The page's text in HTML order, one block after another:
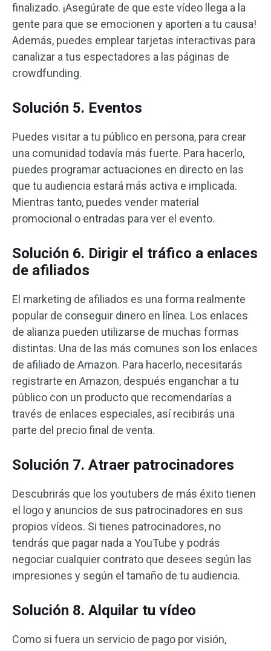
finalizado. ¡Asegúrate de que este vídeo llega a la
gente para que se emocionen y aporten a tu causa!
Además, puedes emplear tarjetas interactivas para
canalizar a tus espectadores a las páginas de
crowdfunding.
Solución 5. Eventos
Puedes visitar a tu público en persona, para crear
una comunidad todavía más fuerte. Para hacerlo,
puedes programar actuaciones en directo en las
que tu audiencia estará más activa e implicada.
Mientras tanto, puedes vender material
promocional o entradas para ver el evento.
Solución 6. Dirigir el tráfico a enlaces
de afiliados
El marketing de afiliados es una forma realmente
popular de conseguir dinero en línea. Los enlaces
de alianza pueden utilizarse de muchas formas
distintas. Una de las más comunes son los enlaces
de afiliado de Amazon. Para hacerlo, necesitarás
registrarte en Amazon, después enganchar a tu
público con un producto que recomendarías a
través de enlaces especiales, así recibirás una
parte del precio final de venta.
Solución 7. Atraer patrocinadores
Descubrirás que los youtubers de más éxito tienen
el logo y anuncios de sus patrocinadores en sus
propios vídeos. Si tienes patrocinadores, no
tendrás que pagar nada a YouTube y podrás
negociar cualquier contrato que desees según las
impresiones y según el tamaño de tu audiencia.
Solución 8. Alquilar tu vídeo
Como si fuera un servicio de pago por visión,